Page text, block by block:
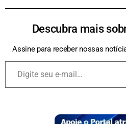
Descubra mais
Assine para receber nossas